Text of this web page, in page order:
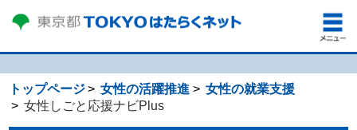
トップページ 女性の活躍推進
女性の就業支援
女性しごと応援ナビPlus